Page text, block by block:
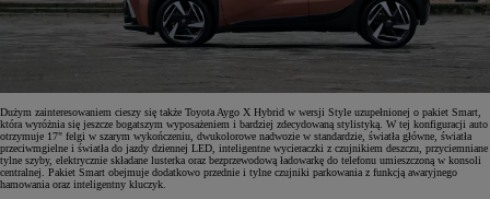
Dużym zainteresowaniem cieszy się także Toyota Aygo X Hybrid w wersji Style uzupełnionej o pakiet Smart,
która wyróżnia się jeszcze bogatszym wyposażeniem i bardziej zdecydowaną stylistyką. W tej konfiguracji auto
otrzymuje 17" felgi w szarym wykończeniu, dwukolorowe nadwozie w standardzie, światła główne, światła
przeciwmgielne i światła do jazdy dziennej LED, inteligentne wycieraczki z czujnikiem deszczu, przyciemniane
tylne szyby, elektrycznie składane lusterka oraz bezprzewodową ładowarkę do telefonu umieszczoną w konsoli
centralnej. Pakiet Smart obejmuje dodatkowo przednie i tylne czujniki parkowania z funkcją awaryjnego
hamowania oraz inteligentny kluczyk.